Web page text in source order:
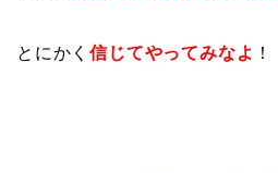
とにかく信じてやってみなよ ！